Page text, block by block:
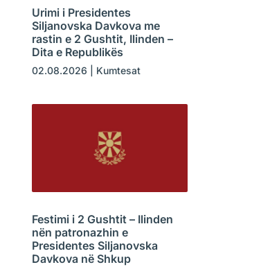
Urimi i Presidentes
Siljanovska Davkova me
rastin e 2 Gushtit, Ilinden –
Dita e Republikës
02.08.2026 Kumtesat
Festimi i 2 Gushtit – Ilinden
nën patronazhin e
Presidentes Siljanovska
Davkova në Shkup